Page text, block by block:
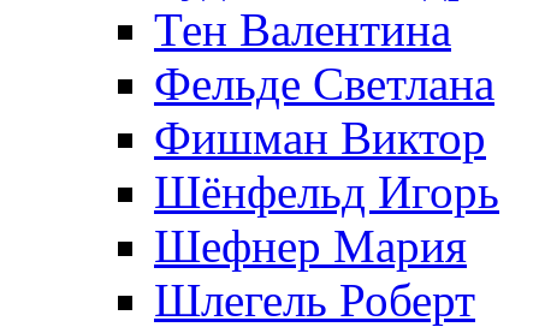
Тен Валентина
Фельде Светлана
Фишман Виктор
Шёнфельд Игорь
Шефнер Мария
Шлегель Роберт